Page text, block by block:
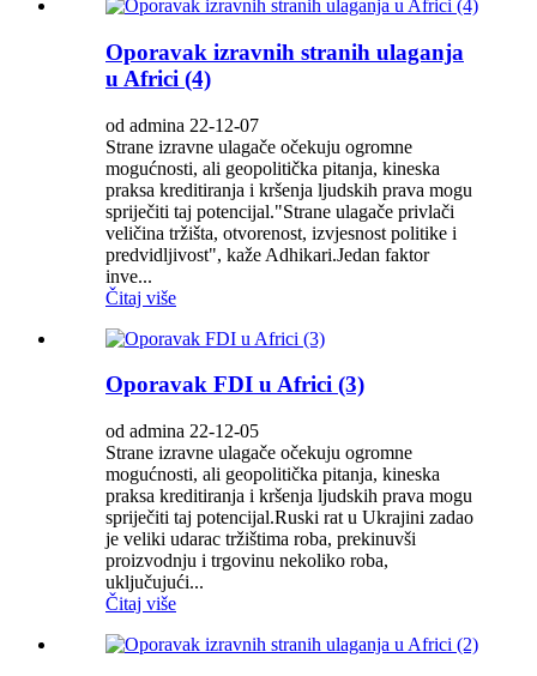
Oporavak izravnih stranih ulaganja
u Africi (4)
od admina 22-12-07
Strane izravne ulagače očekuju ogromne
mogućnosti, ali geopolitička pitanja, kineska
praksa kreditiranja i kršenja ljudskih prava mogu
spriječiti taj potencijal."Strane ulagače privlači
veličina tržišta, otvorenost, izvjesnost politike i
predvidljivost", kaže Adhikari.Jedan faktor
inve...
Čitaj više
Oporavak FDI u Africi (3)
od admina 22-12-05
Strane izravne ulagače očekuju ogromne
mogućnosti, ali geopolitička pitanja, kineska
praksa kreditiranja i kršenja ljudskih prava mogu
spriječiti taj potencijal.Ruski rat u Ukrajini zadao
je veliki udarac tržištima roba, prekinuvši
proizvodnju i trgovinu nekoliko roba,
uključujući...
Čitaj više